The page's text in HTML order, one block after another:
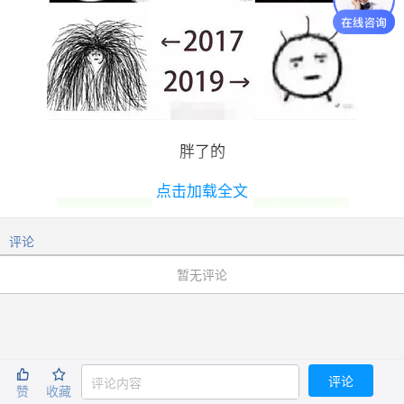
胖了的
点击加载全文
评论
暂无评论

赞

收藏
评论
免费电话
400 085 6660 在线咨询